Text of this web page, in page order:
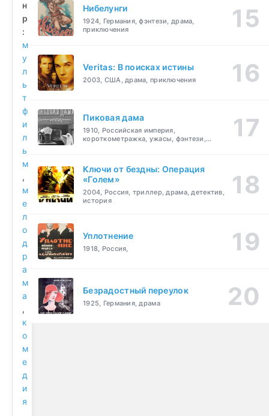
н
р
:
м
у
л
ь
т
ф
и
л
ь
м
,
м
е
л
о
д
р
а
м
а
,
к
о
м
е
д
и
я
Нибелунги
1924, Германия, фэнтези, драма,
приключения
Veritas: В поисках истины
2003, США, драма, приключения
Пиковая дама
1910, Российская империя,
короткометражка, ужасы, фэнтези,
Ключи от бездны: Операция
«Голем»
2004, Россия, триллер, драма, детектив,
история
Уплотнение
1918, Россия,
Безрадостный переулок
1925, Германия, драма